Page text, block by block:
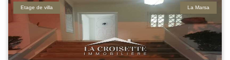
La Marsa
Etage de villa